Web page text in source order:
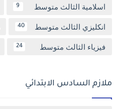
اسلامية الثالث متوسط 9
انكليزي الثالث متوسط 40
فيزياء الثالث متوسط 24
ملازم السادس الابتدائي